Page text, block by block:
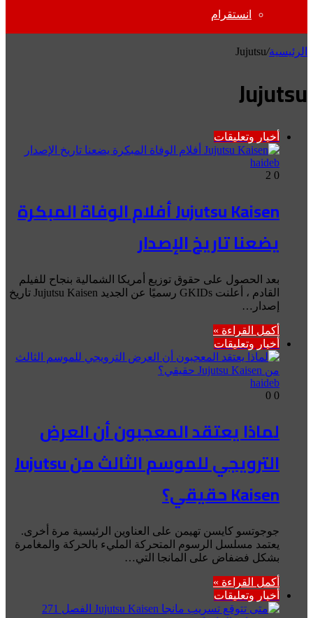
انستقرام
الرئيسية/
Jujutsu
Jujutsu
أخبار وتعليقات
haideb
0
Jujutsu Kaisen أفلام الوفاة المبكرة
يضعنا تاريخ الإصدار
بعد الحصول على حقوق توزيع أمريكا الشمالية بنجاح للفيلم
القادم ، أعلنت GKIDs رسميًا عن الجديد Jujutsu Kaisen تاريخ
إصدار…
أكمل القراءة »
أخبار وتعليقات
haideb
0
لماذا يعتقد المعجبون أن العرض
الترويجي للموسم الثالث من Jujutsu
Kaisen حقيقي؟
جوجوتسو كايسن تهيمن على العناوين الرئيسية مرة أخرى.
يعتمد مسلسل الرسوم المتحركة المليء بالحركة والمغامرة
بشكل فضفاض على المانجا التي…
أكمل القراءة »
أخبار وتعليقات